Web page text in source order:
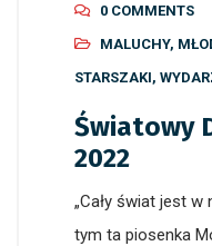
0 COMMENTS
MALUCHY,
STARSZAKI,
Światowy
2022
„Cały świat jest w
tym ta piosenka